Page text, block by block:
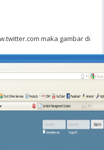
maka gambar di